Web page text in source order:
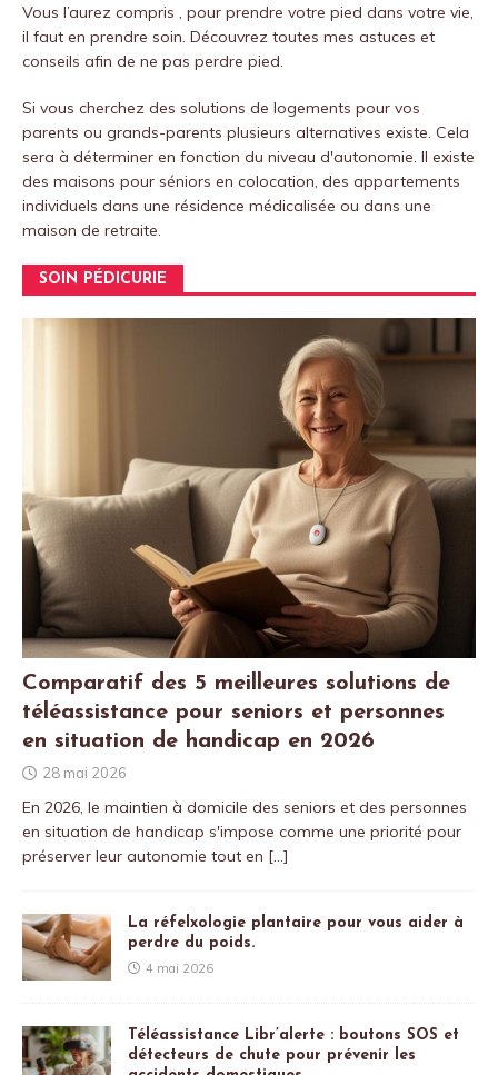
Vous l’aurez compris , pour prendre votre pied dans votre vie,
il faut en prendre soin. Découvrez toutes mes astuces et
conseils afin de ne pas perdre pied.
Si vous cherchez des solutions de logements pour vos
parents ou grands-parents plusieurs alternatives existe. Cela
sera à déterminer en fonction du niveau d'autonomie. Il existe
des maisons pour séniors en colocation, des appartements
individuels dans une résidence médicalisée ou dans une
maison de retraite.
SOIN PÉDICURIE
Comparatif des 5 meilleures solutions de
téléassistance pour seniors et personnes
en situation de handicap en 2026
28 mai 2026
En 2026, le maintien à domicile des seniors et des personnes
en situation de handicap s'impose comme une priorité pour
préserver leur autonomie tout en […]
La réfelxologie plantaire pour vous aider à
perdre du poids.
4 mai 2026
Téléassistance Libr’alerte : boutons SOS et
détecteurs de chute pour prévenir les